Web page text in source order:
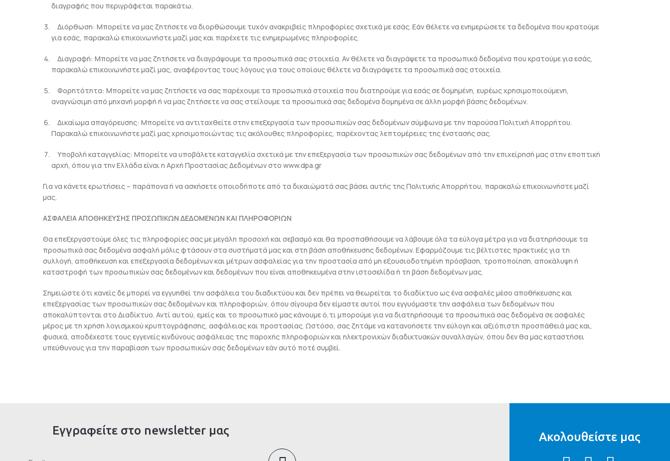
διαγραφής που περιγράφεται παρακάτω.
Διόρθωση: Μπορείτε να μας ζητήσετε να διορθώσουμε τυχόν ανακριβείς πληροφορίες σχετικά με εσάς. Εάν θέλετε να ενημερώσετε τα δεδομένα που κρατούμε
για εσάς, παρακαλώ επικοινωνήστε μαζί μας και παρέχετε τις ενημερωμένες πληροφορίες.
Διαγραφή: Μπορείτε να μας ζητήσετε να διαγράψουμε τα προσωπικά σας στοιχεία. Αν θέλετε να διαγράψετε τα προσωπικά δεδομένα που κρατούμε για εσάς,
παρακαλώ επικοινωνήστε μαζί μας, αναφέροντας τους λόγους για τους οποίους θέλετε να διαγράψετε τα προσωπικά σας στοιχεία.
Φορητότητα: Μπορείτε να μας ζητήσετε να σας παρέχουμε τα προσωπικά στοιχεία που διατηρούμε για εσάς σε δομημένη, ευρέως χρησιμοποιούμενη,
αναγνώσιμη από μηχανή μορφή ή να μας ζητήσετε να σας στείλουμε τα προσωπικά σας δεδομένα δομημένα σε άλλη μορφή βάσης δεδομένων.
Δικαίωμα απαγόρευσης: Μπορείτε να αντιταχθείτε στην επεξεργασία των προσωπικών σας δεδομένων σύμφωνα με την παρούσα Πολιτική Απορρήτου.
Παρακαλώ επικοινωνήστε μαζί μας χρησιμοποιώντας τις ακόλουθες πληροφορίες, παρέχοντας λεπτομέρειες της ένστασής σας.
Υποβολή καταγγελίας: Μπορείτε να υποβάλετε καταγγελία σχετικά με την επεξεργασία των προσωπικών σας δεδομένων από την επιχείρησή μας στην εποπτική
αρχή, όπου για την Ελλάδα είναι η Αρχή Προστασίας Δεδομένων στο www.dpa.gr
Για να κάνετε ερωτήσεις – παράπονα ή να ασκήσετε οποιοδήποτε από τα δικαιώματά σας βάσει αυτής της Πολιτικής Απορρήτου, παρακαλώ επικοινωνήστε μαζί
μας.
ΑΣΦΑΛΕΙΑ ΑΠΟΘΗΚΕΥΣΗΣ ΠΡΟΣΩΠΙΚΩΝ ΔΕΔΟΜΕΝΩΝ ΚΑΙ ΠΛΗΡΟΦΟΡΙΩΝ
Θα επεξεργαστούμε όλες τις πληροφορίες σας με μεγάλη προσοχή και σεβασμό και θα προσπαθήσουμε να λάβουμε όλα τα εύλογα μέτρα για να διατηρήσουμε τα
προσωπικά σας δεδομένα ασφαλή μόλις φτάσουν στα συστήματά μας και στη βάση αποθήκευσης δεδομένων. Εφαρμόζουμε τις βέλτιστες πρακτικές για τη
συλλογή, αποθήκευση και επεξεργασία δεδομένων και μέτρων ασφαλείας για την προστασία από μη εξουσιοδοτημένη πρόσβαση, τροποποίηση, αποκάλυψη ή
καταστροφή των προσωπικών σας δεδομένων και δεδομένων που είναι αποθηκευμένα στην ιστοσελίδα ή τη βάση δεδομένων μας.
Σημειώστε ότι κανείς δε μπορεί να εγγυηθεί την ασφάλεια του διαδικτύου και δεν πρέπει να θεωρείται το διαδίκτυο ως ένα ασφαλές μέσο αποθήκευσης και
επεξεργασίας των προσωπικών σας δεδομένων και πληροφοριών, όπου σίγουρα δεν είμαστε αυτοί που εγγυόμαστε την ασφάλεια των δεδομένων που
αποκαλύπτονται στο Διαδίκτυο. Αντί αυτού, εμείς και το προσωπικό μας κάνουμε ό,τι μπορούμε για να διατηρήσουμε τα προσωπικά σας δεδομένα σε ασφαλές
μέρος με τη χρήση λογισμικού κρυπτογράφησης, ασφάλειας και προστασίας. Ωστόσο, σας ζητάμε να κατανοήσετε την εύλογη και αξιόπιστη προσπάθειά μας και,
φυσικά, αποδέχεστε τους εγγενείς κινδύνους ασφάλειας της παροχής πληροφοριών και ηλεκτρονικών διαδικτυακών συναλλαγών, όπου δεν θα μας καταστήσει
υπεύθυνους για την παραβίαση των προσωπικών σας δεδομένων εάν αυτό ποτέ συμβεί.
Εγγραφείτε στο newsletter μας Ακολουθείστε μας